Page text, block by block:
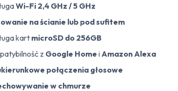
Wi-Fi 2,4 GHz / 5 GHz
na ścianie lub pod sufitem
kartmicroSD do 256GB
z Google Home i Amazon Alexa
połączenia głosowe
w chmurze